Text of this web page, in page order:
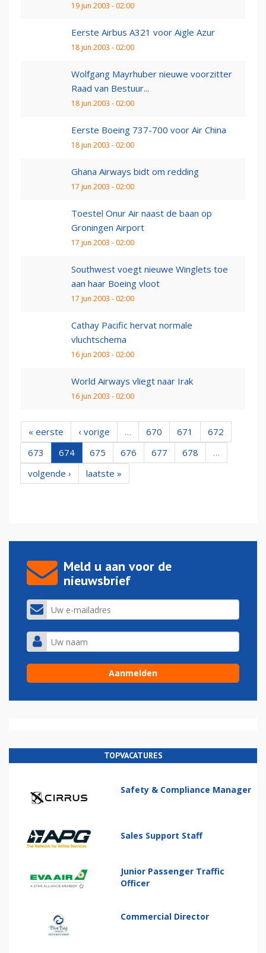
19 jun 2003 - 02:00
Eerste Airbus A321 voor Aigle Azur
18 jun 2003 - 02:00
Wolfgang Mayrhuber nieuwe voorzitter
Raad van Bestuur...
18 jun 2003 - 02:00
Eerste Boeing 737-700 voor Air China
18 jun 2003 - 02:00
Ghana Airways bidt om redding
17 jun 2003 - 02:00
Toestel Onur Air naast de baan op
Groningen Airport
17 jun 2003 - 02:00
Southwest voegt nieuwe Winglets toe
aan haar Boeing vloot
17 jun 2003 - 02:00
Cathay Pacific hervat normale
vluchtschema
16 jun 2003 - 02:00
World Airways vliegt naar Irak
16 jun 2003 - 02:00
« eerste ‹ vorige … 670 671
672
673
674 675 676 677 678
…
volgende ›
laatste »
Meld u aan voor de
nieuwsbrief
TOPVACATURES
Safety & Compliance Manager
Sales Support Staff
Junior Passenger Traffic
Officer
Commercial Director